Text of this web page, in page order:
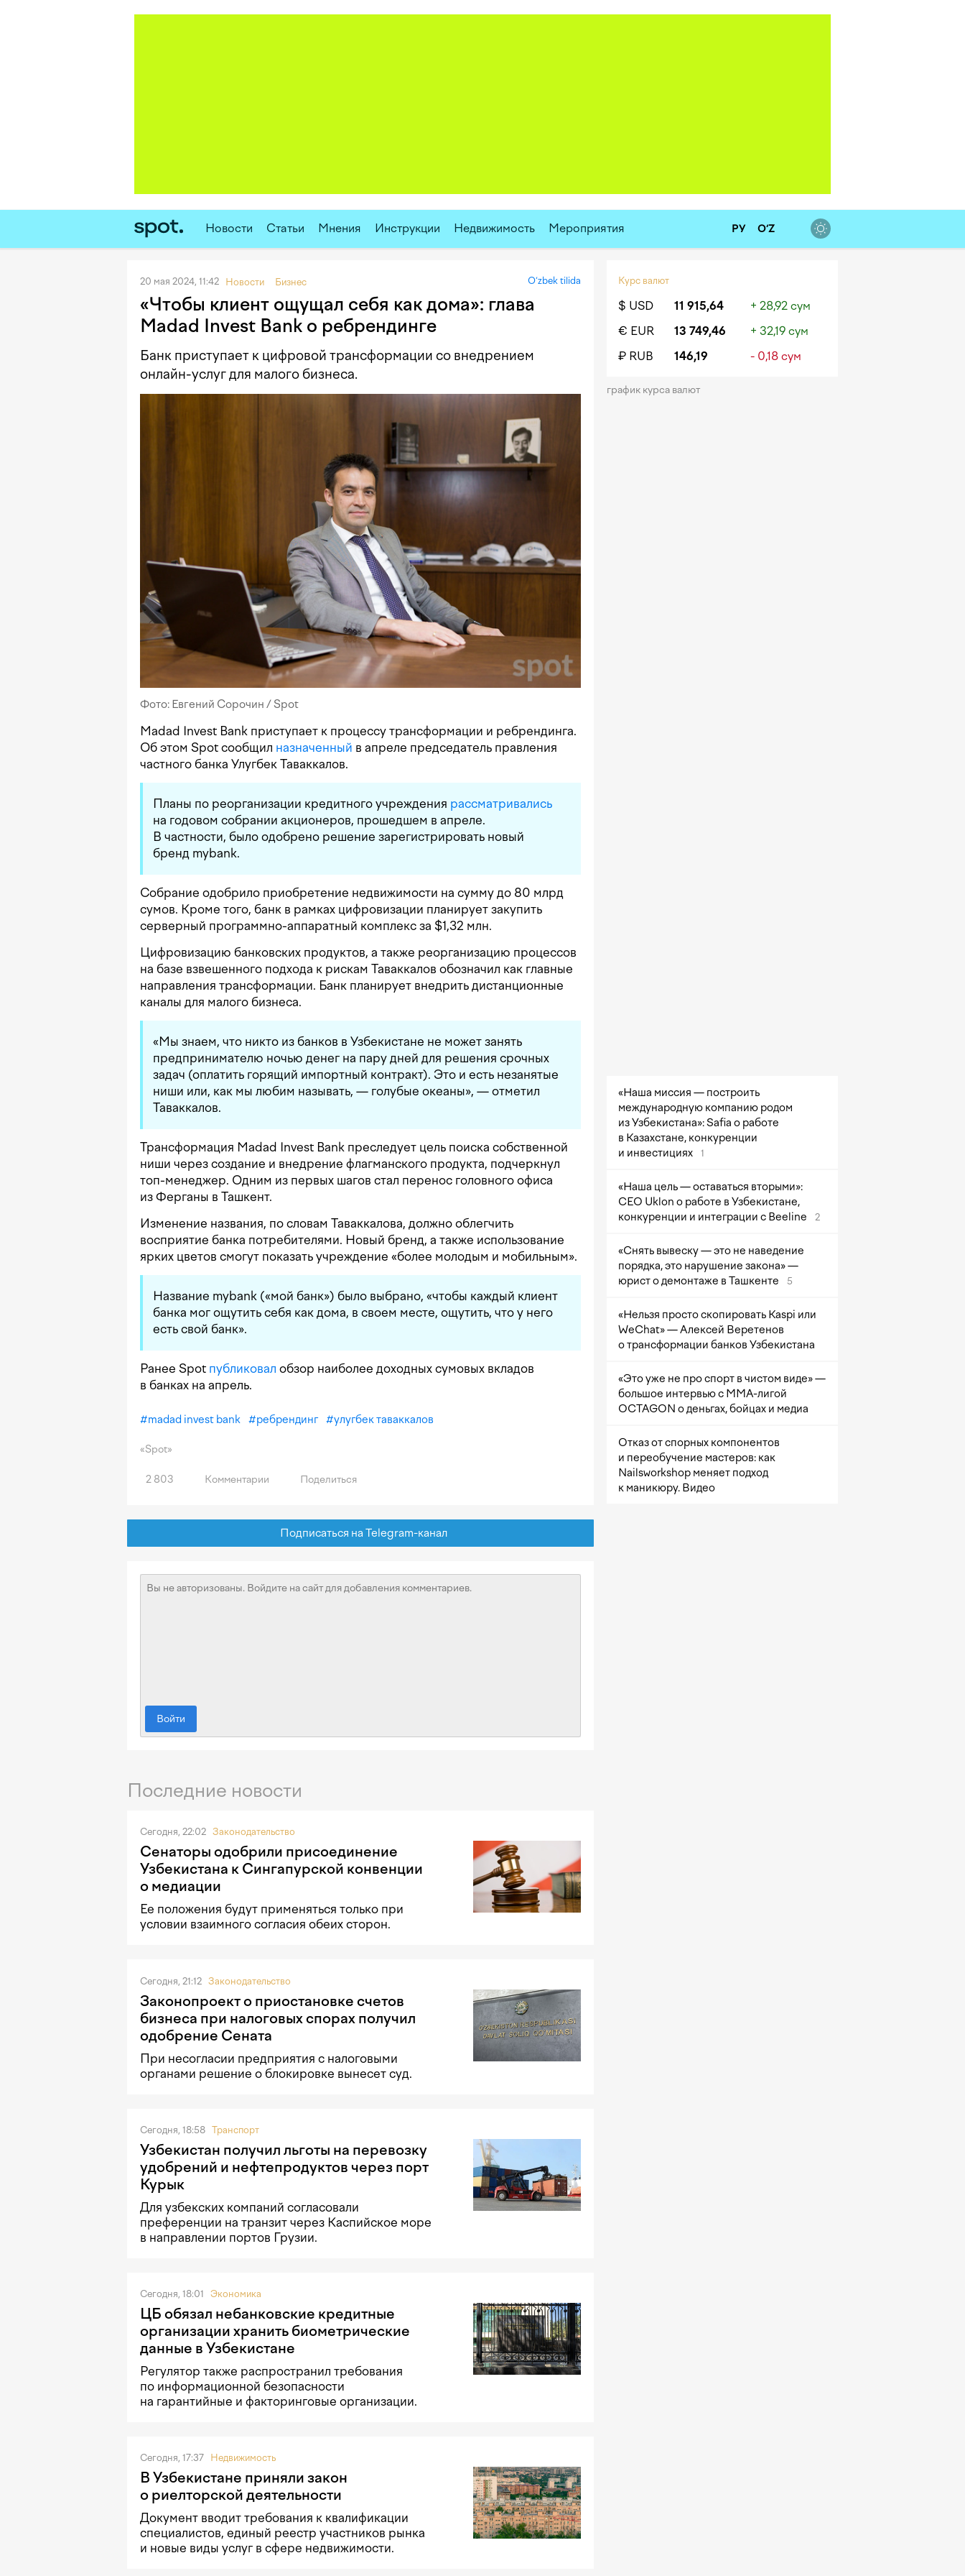
Новости Статьи Мнения Инструкции Недвижимость Мероприятия РУ O‘Z
20 мая 2024, 11:42 Новости Бизнес O‘zbek tilida
«Чтобы клиент ощущал себя как дома»: глава
Madad Invest Bank о ребрендинге
Банк приступает к цифровой трансформации со внедрением
онлайн-услуг для малого бизнеса.
Фото: Евгений Сорочин / Spot
Madad Invest Bank приступает к процессу трансформации и ребрендинга.
Об этом Spot сообщил назначенный в апреле председатель правления
частного банка Улугбек Таваккалов.
Планы по реорганизации кредитного учреждения рассматривались
на годовом собрании акционеров, прошедшем в апреле.
В частности, было одобрено решение зарегистрировать новый
бренд mybank.
Собрание одобрило приобретение недвижимости на сумму до 80 млрд
сумов. Кроме того, банк в рамках цифровизации планирует закупить
серверный программно-аппаратный комплекс за $1,32 млн.
Цифровизацию банковских продуктов, а также реорганизацию процессов
на базе взвешенного подхода к рискам Таваккалов обозначил как главные
направления трансформации. Банк планирует внедрить дистанционные
каналы для малого бизнеса.
«Мы знаем, что никто из банков в Узбекистане не может занять
предпринимателю ночью денег на пару дней для решения срочных
задач (оплатить горящий импортный контракт). Это и есть незанятые
ниши или, как мы любим называть, — голубые океаны», — отметил
Таваккалов.
Трансформация Madad Invest Bank преследует цель поиска собственной
ниши через создание и внедрение флагманского продукта, подчеркнул
топ-менеджер. Одним из первых шагов стал перенос головного офиса
из Ферганы в Ташкент.
Изменение названия, по словам Таваккалова, должно облегчить
восприятие банка потребителями. Новый бренд, а также использование
ярких цветов смогут показать учреждение «более молодым и мобильным».
Название mybank («мой банк») было выбрано, «чтобы каждый клиент
банка мог ощутить себя как дома, в своем месте, ощутить, что у него
есть свой банк».
Ранее Spot публиковал обзор наиболее доходных сумовых вкладов
в банках на апрель.
#madad invest bank #ребрендинг #улугбек таваккалов
«Spot»
2 803 Комментарии Поделиться
Подписаться на Telegram-канал
Войти
Последние новости
Сегодня, 22:02 Законодательство
Сенаторы одобрили присоединение
Узбекистана к Сингапурской конвенции
о медиации
Ее положения будут применяться только при
условии взаимного согласия обеих сторон.
Сегодня, 21:12 Законодательство
Законопроект о приостановке счетов
бизнеса при налоговых спорах получил
одобрение Сената
При несогласии предприятия с налоговыми
органами решение о блокировке вынесет суд.
Сегодня, 18:58 Транспорт
Узбекистан получил льготы на перевозку
удобрений и нефтепродуктов через порт
Курык
Для узбекских компаний согласовали
преференции на транзит через Каспийское море
в направлении портов Грузии.
Сегодня, 18:01 Экономика
ЦБ обязал небанковские кредитные
организации хранить биометрические
данные в Узбекистане
Регулятор также распространил требования
по информационной безопасности
на гарантийные и факторинговые организации.
Сегодня, 17:37 Недвижимость
В Узбекистане приняли закон
о риелторской деятельности
Документ вводит требования к квалификации
специалистов, единый реестр участников рынка
и новые виды услуг в сфере недвижимости.
Курс валют
$ USD 11 915,64
+ 28,92 сум
€ EUR
13 749,46
+ 32,19 сум
₽ RUB
146,19 - 0,18 сум
график курса валют
«Наша миссия — построить
международную компанию родом
из Узбекистана»: Safia о работе
в Казахстане, конкуренции
и инвестициях
1
«Наша цель — оставаться вторыми»:
CEO Uklon о работе в Узбекистане,
конкуренции и интеграции с Beeline
2
«Снять вывеску — это не наведение
порядка, это нарушение закона» —
юрист о демонтаже в Ташкенте
5
«Нельзя просто скопировать Kaspi или
WeChat» — Алексей Веретенов
о трансформации банков Узбекистана
«Это уже не про спорт в чистом виде» —
большое интервью с ММА-лигой
OCTAGON о деньгах, бойцах и медиа
Отказ от спорных компонентов
и переобучение мастеров: как
Nailsworkshop меняет подход
к маникюру. Видео